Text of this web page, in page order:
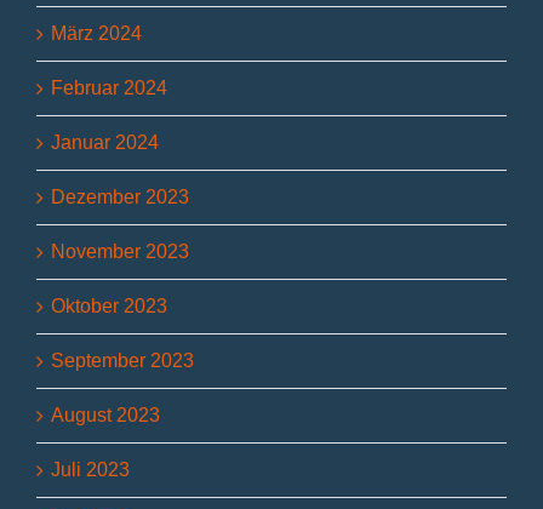
März 2024
Februar 2024
Januar 2024
Dezember 2023
November 2023
Oktober 2023
September 2023
August 2023
Juli 2023